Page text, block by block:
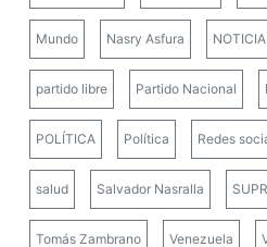
Mundo Nasry Asfura NOTICIA
partido libre Partido Nacional
POLÍTICA Política Redes
salud Salvador Nasralla
Tomás Zambrano Venezuela